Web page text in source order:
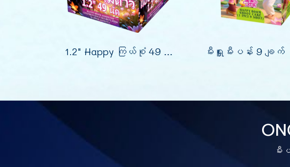
1.2" Happy ကြယ်စုံ 49 ချက် (9")
မီး